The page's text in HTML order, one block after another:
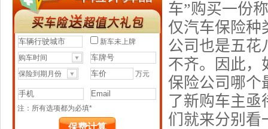
车”购买一份
仅汽车保险种
公司也是五花
不齐。因此，
保险公司哪个
了新购车主亟
们就来分别看